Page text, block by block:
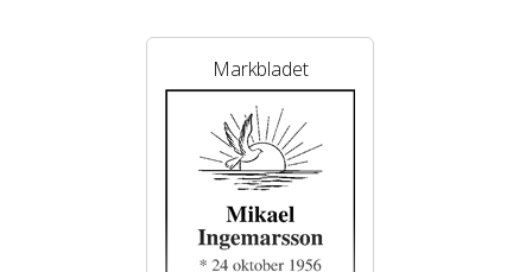
Tänd ett ljus för Mikael på
gote-anderssons.se
tel. 0320-400 58
Markbladet